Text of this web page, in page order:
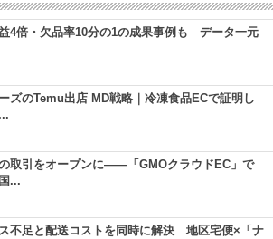
4倍・欠品率10分の1の成果事例も データ一元
ズのTemu出店 MD戦略｜冷凍食品ECで証明し
取引をオープンに――「GMOクラウドEC」で
...
不足と配送コストを同時に解決 地区宅便×「ナ